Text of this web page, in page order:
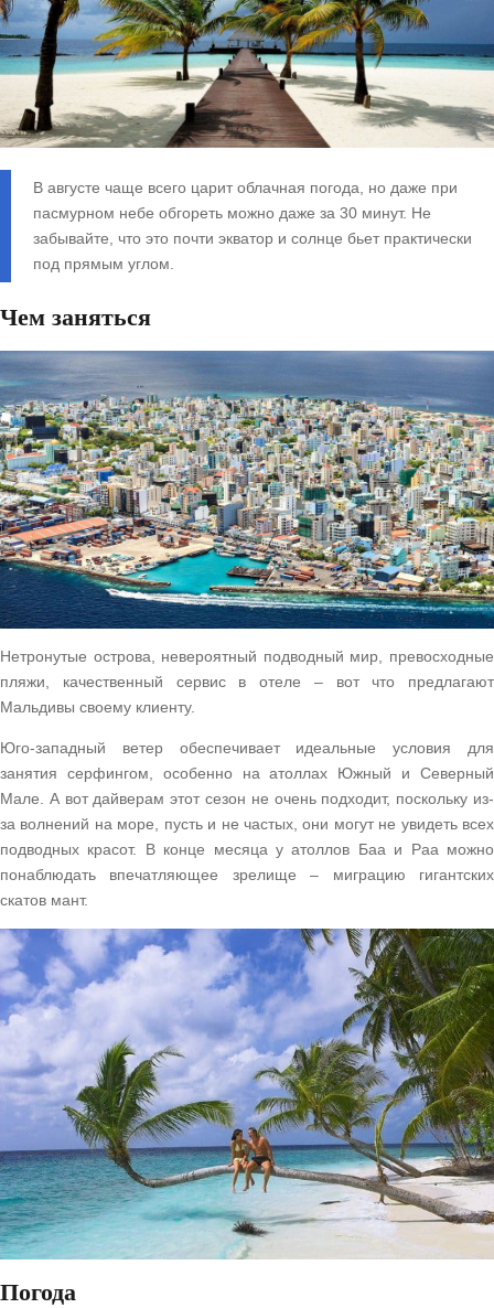
В августе чаще всего царит облачная погода, но даже при
пасмурном небе обгореть можно даже за 30 минут. Не
забывайте, что это почти экватор и солнце бьет практически
под прямым углом.
Чем заняться
Нетронутые острова, невероятный подводный мир, превосходные
пляжи, качественный сервис в отеле – вот что предлагают
Мальдивы своему клиенту.
Юго-западный ветер обеспечивает идеальные условия для
занятия серфингом, особенно на атоллах Южный и Северный
Мале. А вот дайверам этот сезон не очень подходит, поскольку из-
за волнений на море, пусть и не частых, они могут не увидеть всех
подводных красот. В конце месяца у атоллов Баа и Раа можно
понаблюдать впечатляющее зрелище – миграцию гигантских
скатов мант.
Погода